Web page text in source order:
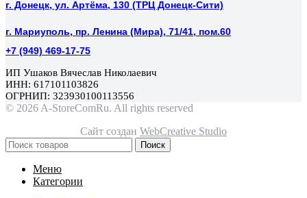
г. Донецк, ул. Артёма, 130 (ТРЦ Донецк-Сити)
г. Мариуполь, пр. Ленина (Мира), 71/41, пом.60
+7 (949) 469-17-75
ИП Ушаков Вячеслав Николаевич
ИНН: 617101103826
ОГРНИП: 323930100113556
© 2026 A-StoreComRu. All rights reserved
Сайт создан WebCreative Studio
Поиск
Меню
Категории